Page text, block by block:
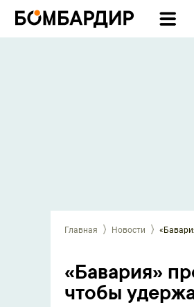
Главная Новости
«Бавария»
чтобы